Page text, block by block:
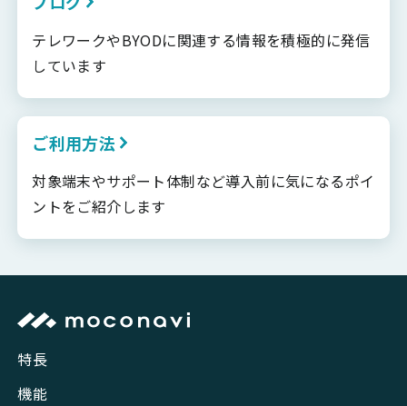
テレワークやBYODに関連する情報を積極的に発信
しています
ご利用方法
対象端末やサポート体制など導入前に気になるポイ
ントをご紹介します
特長
機能